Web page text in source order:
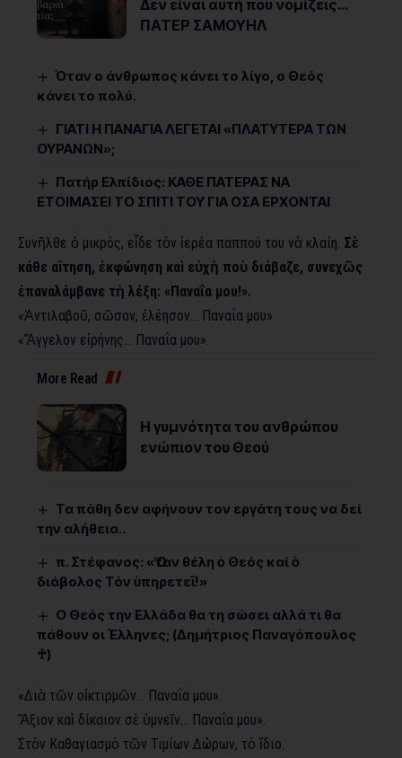
Δεν είναι αυτή που νομίζεις…
ΠΑΤΕΡ ΣΑΜΟΥΗΛ
Όταν ο άνθρωπος κάνει το λίγο, ο Θεός
κάνει το πολύ.
ΓΙΑΤΙ Η ΠΑΝΑΓΙΑ ΛΕΓΕΤΑΙ «ΠΛΑΤΥΤΕΡΑ ΤΩΝ
ΟΥΡΑΝΩΝ»;
Πατήρ Ελπίδιος: ΚΑΘΕ ΠΑΤΕΡΑΣ ΝΑ
ΕΤΟΙΜΑΣΕΙ ΤΟ ΣΠΙΤΙ ΤΟΥ ΓΙΑ ΟΣΑ ΕΡΧΟΝΤΑΙ
Συνῆλθε ὁ μικρός, εἶδε τὸν ἱερέα παππού του νὰ κλαίη. Σὲ
κάθε αἴτηση, ἐκφώνηση καὶ εὐχὴ ποὺ διάβαζε, συνεχῶς
ἐπαναλάμβανε τὴ λέξη: «Παναΐα μου!».
«Ἀντιλαβοῦ, σῶσον, ἐλέησον… Παναΐα μου».
«Ἄγγελον εἰρήνης… Παναΐα μου».
More Read
Η γυμνότητα του ανθρώπου
ενώπιον του Θεού
Τα πάθη δεν αφήνουν τον εργάτη τους να δεί
την αλήθεια..
π. Στέφανος: «Ὅταν θέλη ὁ Θεός καί ὁ
διάβολος Τόν ὑπηρετεῖ!»
Ο Θεός την Ελλάδα θα τη σώσει αλλά τι θα
πάθουν οι Έλληνες; (Δημήτριος Παναγόπουλος
♰)
«Διὰ τῶν οἰκτιρμῶν… Παναΐα μου».
Ἄξιον καὶ δίκαιον σὲ ὑμνεῖν… Παναΐα μου».
Στὸν Καθαγιασμὸ τῶν Τιμίων Δώρων, τὸ ἴδιο.